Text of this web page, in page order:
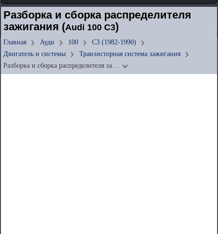
Разборка и сборка распределителя
зажигания (Audi 100 C3)
Главная Ауди 100
C3 (1982-1990)
Двигатель и системы
Транзисторная система зажигания
Разборка и сборка распределителя за…